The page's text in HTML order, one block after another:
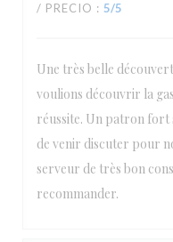
/ PRECIO : 5/5
Une très belle
voulions découvrir la
réussite. Un patron fort
de venir discuter pour
serveur de très bon
recommander.